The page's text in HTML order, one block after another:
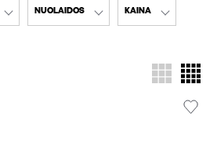
NUOLAIDOS KAINA